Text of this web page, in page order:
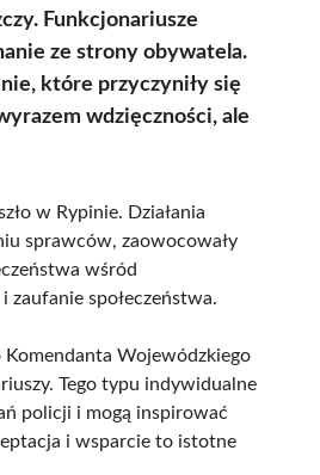
Funkcjonariusze
ze strony obywatela.
które przyczyniły się
wdzięczności, ale
w Rypinie. Działania
sprawców, zaowocowały
wśród
społeczeństwa.
Wojewódzkiego
Tego typu indywidualne
policji i mogą inspirować
i wsparcie to istotne